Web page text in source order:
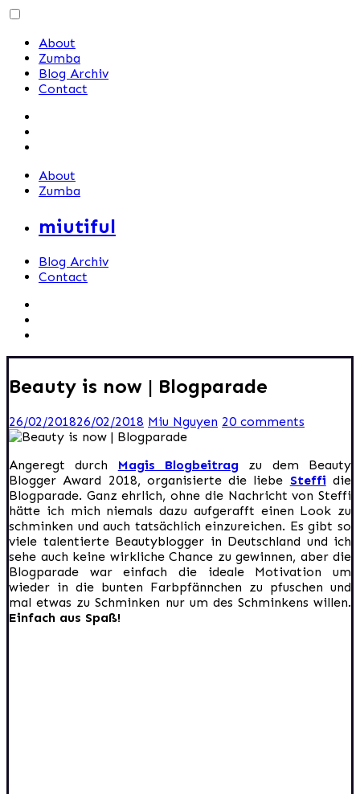
Skip
contentAbout
Zumba
Blog Archiv
Contact
About
Zumba
miutiful
Blog Archiv
Contact
Beauty is now | Blogparade
26/02/201826/02/2018 Miu Nguyen 20 comments
Angeregt durch Magis Blogbeitrag zu dem Beauty
Blogger Award 2018, organisierte die liebe Steffi die
Blogparade. Ganz ehrlich, ohne die Nachricht von Steffi
hätte ich mich niemals dazu aufgerafft einen Look zu
schminken und auch tatsächlich einzureichen. Es gibt so
viele talentierte Beautyblogger in Deutschland und ich
sehe auch keine wirkliche Chance zu gewinnen, aber die
Blogparade war einfach die ideale Motivation um
wieder in die bunten Farbpfännchen zu pfuschen und
mal etwas zu Schminken nur um des Schminkens willen.
Einfach aus Spaß!